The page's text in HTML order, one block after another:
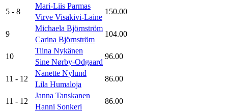
5 - 8
Mari-Liis Parmas
150.00
Virve Visakivi-Laine
9
Michaela Björnström
104.00
Carina Björnström
10
Tiina Nykänen
96.00
Sine Nørby-Odgaard
11 - 12
Nanette Nylund
86.00
Lila Humaloja
11 - 12
Janna Tanskanen
86.00
Hanni Sonkeri